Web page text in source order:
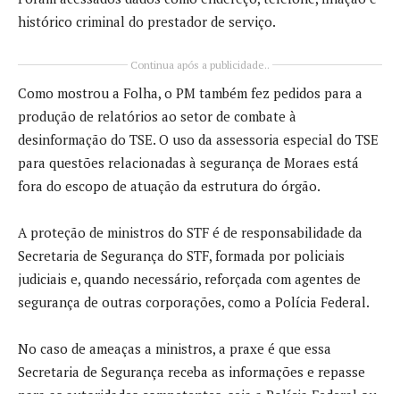
histórico criminal do prestador de serviço.
Continua após a publicidade..
Como mostrou a Folha, o PM também fez pedidos para a
produção de relatórios ao setor de combate à
desinformação do TSE. O uso da assessoria especial do TSE
para questões relacionadas à segurança de Moraes está
fora do escopo de atuação da estrutura do órgão.
A proteção de ministros do STF é de responsabilidade da
Secretaria de Segurança do STF, formada por policiais
judiciais e, quando necessário, reforçada com agentes de
segurança de outras corporações, como a Polícia Federal.
No caso de ameaças a ministros, a praxe é que essa
Secretaria de Segurança receba as informações e repasse